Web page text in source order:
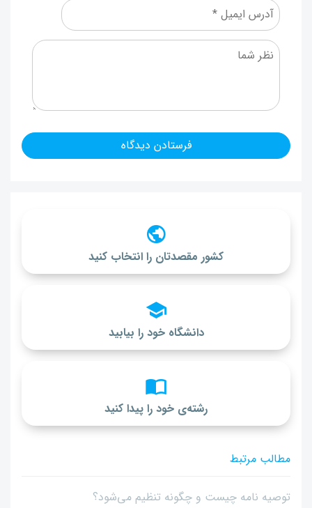
کشور مقصدتان را انتخاب کنید
دانشگاه خود را بیابید
رشته‌ی خود را پیدا کنید
مطالب مرتبط
توصیه نامه چیست و چگونه تنظیم می‌شود؟